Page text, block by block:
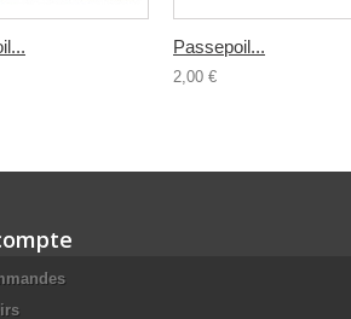
Passepoil...
2,00 €